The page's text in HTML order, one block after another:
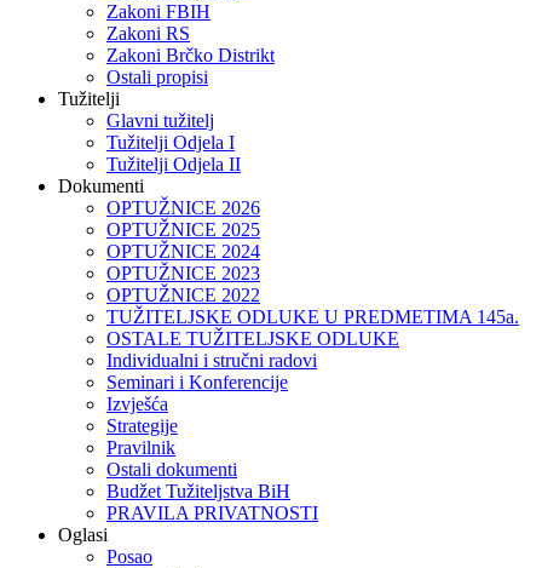
Zakoni FBIH
Zakoni RS
Zakoni Brčko Distrikt
Ostali propisi
Tužitelji
Glavni tužitelj
Tužitelji Odjela I
Tužitelji Odjela II
Dokumenti
OPTUŽNICE 2026
OPTUŽNICE 2025
OPTUŽNICE 2024
OPTUŽNICE 2023
OPTUŽNICE 2022
TUŽITELJSKE ODLUKE U PREDMETIMA 145a.
OSTALE TUŽITELJSKE ODLUKE
Individualni i stručni radovi
Seminari i Konferencije
Izvješća
Strategije
Pravilnik
Ostali dokumenti
Budžet Tužiteljstva BiH
PRAVILA PRIVATNOSTI
Oglasi
Posao